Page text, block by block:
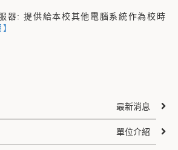
器: 提供給本校其他電腦系統作為校時
最新消息
單位介紹